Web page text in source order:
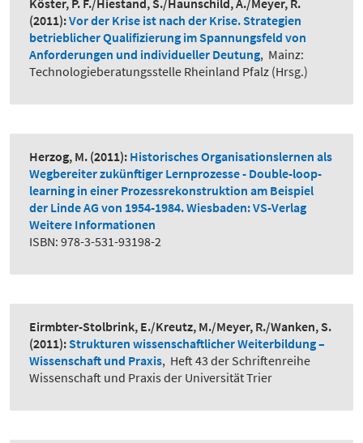
Köster, P. F./Hiestand, S./Haunschild, A./Meyer, R.
(2011):Vor der Krise ist nach der Krise. Strategien
betrieblicher Qualifizierung im Spannungsfeld von
Anforderungen und individueller Deutung, Mainz:
Technologieberatungsstelle Rheinland Pfalz (Hrsg.)
Herzog, M. (2011): Historisches Organisationslernen als
Wegbereiter zukünftiger Lernprozesse - Double-loop-
learning in einer Prozessrekonstruktion am Beispiel
der Linde AG von 1954-1984. Wiesbaden: VS-Verlag
Weitere Informationen
ISBN: 978-3-531-93198-2
Eirmbter-Stolbrink, E./Kreutz, M./Meyer, R./Wanken, S.
(2011):Strukturen wissenschaftlicher Weiterbildung –
Wissenschaft und Praxis, Heft 43 der Schriftenreihe
Wissenschaft und Praxis der Universität Trier